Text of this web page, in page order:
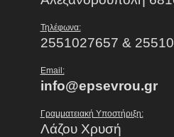
Τηλέφωνα:
2551027657 &
Email:
info@epsevrou.gr
Γραμματειακή Υποστήριξη:
Λάζου Χρυσή